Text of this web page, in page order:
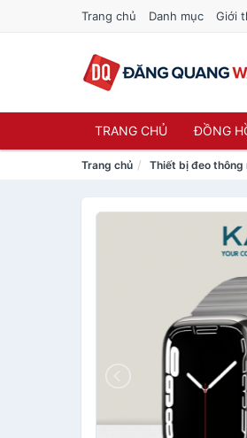
Trang chủ Danh mục Giới
TRANG CHỦ ĐỒNG
Trang chủ Thiết bị đeo thông